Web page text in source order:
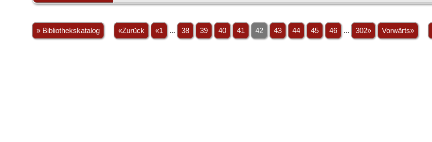
» Bibliothekskatalog «Zurück «1 ... 38 39 40 41 42 43 44 45 46 ... 302» Vorwärts»